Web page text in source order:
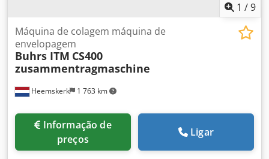
1 /9
Heemskerk 1 763 km
Máquina de colagem máquina de
envelopagem
Buhrs ITM CS400
zusammentragmaschine
preços
Ligar